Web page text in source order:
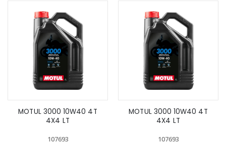
MOTUL 3000 10W40 4T
4X4 LT
107693
MOTUL 3000 10W40 4T
4X4 LT
107693